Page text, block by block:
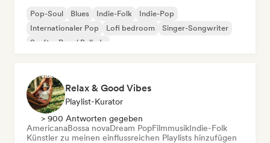
Pop-Soul Blues Indie-Folk
Indie-Pop
Internationaler Pop
Lofi bedroom
Singer-Songwriter
Sanfter Pop / Ballade
Relax & Good Vibes
Playlist-Kurator
> 900 Antworten gegeben
AmericanaBossa novaDream PopFilmmusikIndie-Folk
Künstler zu meinen einflussreichen Playlists hinzufügen